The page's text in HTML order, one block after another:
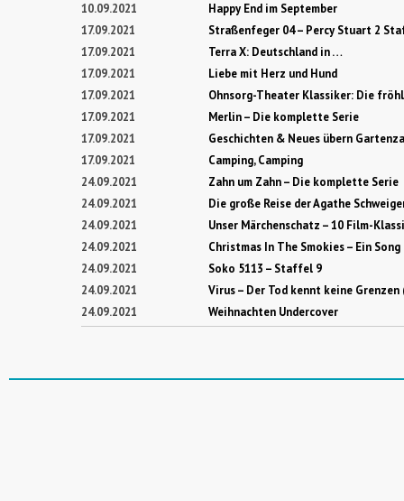
10.09.2021
Happy End im September
17.09.2021
Straßenfeger 04 – Percy Stuart 2
17.09.2021
Terra X: Deutschland in …
17.09.2021
Liebe mit Herz und Hund
17.09.2021
Ohnsorg-Theater Klassiker: Die
17.09.2021
Merlin – Die komplette Serie
17.09.2021
Geschichten & Neues übern
17.09.2021
Camping, Camping
24.09.2021
Zahn um Zahn – Die komplette Serie
24.09.2021
Die große Reise der Agathe
24.09.2021
Unser Märchenschatz – 10 Film-
24.09.2021
Christmas In The Smokies – Ein
24.09.2021
Soko 5113 – Staffel 9
24.09.2021
Virus – Der Tod kennt keine Grenzen
24.09.2021
Weihnachten Undercover